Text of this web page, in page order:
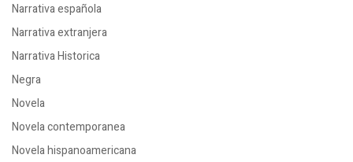
Narrativa española
Narrativa extranjera
Narrativa Historica
Negra
Novela
Novela contemporanea
Novela hispanoamericana